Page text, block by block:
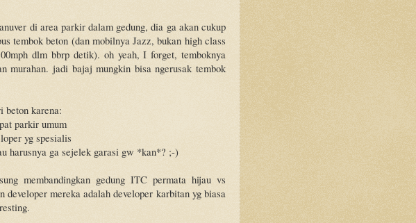
di area parkir dalam gedung, dia ga akan cukup
tembok beton (dan mobilnya Jazz, bukan high class
dlm bbrp detik). oh yeah, I forget, temboknya
murahan. jadi bajaj mungkin bisa ngerusak tembok
beton karena:
parkir umum
yg spesialis
harusnya ga sejelek garasi gw *kan*? ;-)
membandingkan gedung ITC permata hijau vs
developer mereka adalah developer karbitan yg biasa